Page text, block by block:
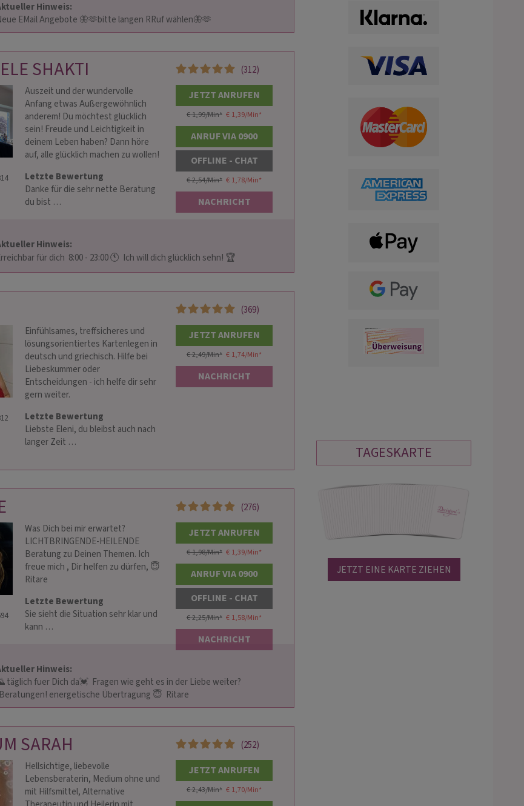
Hinweis:
Neue EMail Angebote 🦋🫶bitte langen RRuf wählen🦋🫶
SHAKTI
Auszeit und der wundervolle
Anfang etwas Außergewöhnlich
anderem! Du möchtest glücklich
sein! Freude und Leichtigkeit in
deinem Leben haben? Dann höre
auf, alle glücklich machen zu wollen!
Letzte Bewertung
Danke für die sehr nette Beratung
du bist …
(312)
JETZT ANRUFEN
€ 1,99/Min* € 1,39/Min*
ANRUF VIA 0900
OFFLINE - CHAT
€ 2,54/Min* € 1,78/Min*
NACHRICHT
Hinweis:
Erreichbar für dich  8:00 - 23:00 🕚  Ich will dich glücklich sehn! 🏆
Einfühlsames, treffsicheres und
lösungsorientiertes Kartenlegen in
deutsch und griechisch. Hilfe bei
Liebeskummer oder
Entscheidungen - ich helfe dir sehr
gern weiter.
Letzte Bewertung
Liebste Eleni, du bleibst auch nach
langer Zeit …
(369)
JETZT ANRUFEN
€ 2,49/Min* € 1,74/Min*
NACHRICHT
Was Dich bei mir erwartet?
LICHTBRINGENDE-HEILENDE
Beratung zu Deinen Themen. Ich
freue mich , Dir helfen zu dürfen, 😇
Ritare
Letzte Bewertung
Sie sieht die Situation sehr klar und
kann …
(276)
JETZT ANRUFEN
€ 1,98/Min* € 1,39/Min*
ANRUF VIA 0900
OFFLINE - CHAT
€ 2,25/Min* € 1,58/Min*
NACHRICHT
Hinweis:
Beratungen! energetische Übertragung 😇  Ritare
SARAH
Hellsichtige, liebevolle
Lebensberaterin, Medium ohne und
mit Hilfsmittel, Alternative
(252)
JETZT ANRUFEN
€ 2,43/Min* € 1,70/Min*
TAGESKARTE
JETZT EINE KARTE ZIEHEN